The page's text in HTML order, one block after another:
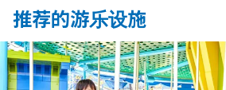
推荐的游乐设施